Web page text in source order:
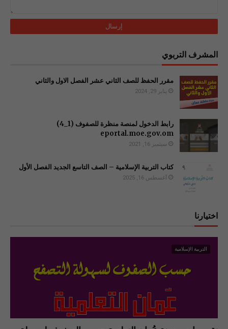
المشرف التربوي
مقرر الحفظ للصف الثاني عشر الفصل الاول والثاني
يناير 29, 2024
رابط الدخول لمنصة منظرة للصفوف (1_4)
سبتمبر 16, 2021
كتاب التربية الإسلامية – الصف التاسع الجديد الفصل الأول
أغسطس 16, 2025
اختيارنا
التربية الإسلامية